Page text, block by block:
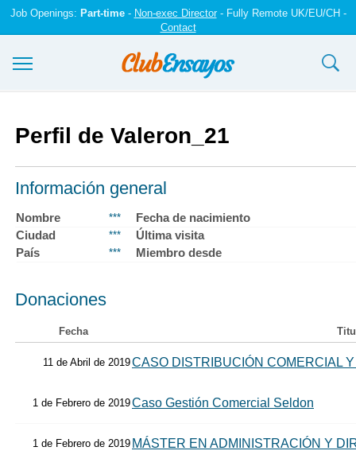
Job Openings: Part-time- Non-exec Director- Fully Remote UK/EU/CH -
Contact
Registrarse
Iniciar sesión
Contáctenos
Perfil de Valeron_21
Información general
Nombre ***
Fecha de nacimiento
Ciudad
***
Última visita
País
*** Miembro desde
Donaciones
Fecha
11 de Abril de 2019CASO DISTRIBUCIÓN COMERCIAL
1 de Febrero de 2019Caso Gestión Comercial Seldon
1 de Febrero de 2019 MÁSTER EN ADMINISTRACIÓN Y